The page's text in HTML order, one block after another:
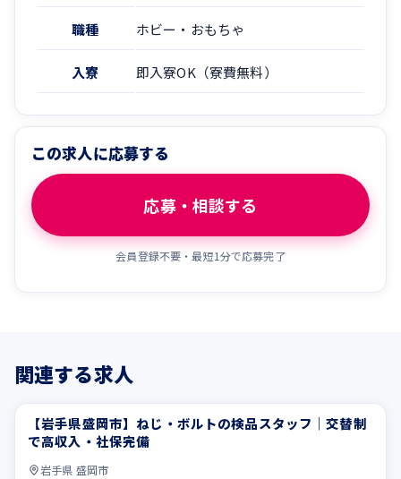
職種 ホビー・おもちゃ
入寮 即入寮OK（寮費無料）
この求人に応募する
応募・相談する
会員登録不要・最短1分で応募完了
関連する求人
寮費無料 寮付き
【岩手県盛岡市】ねじ・ボルトの検品スタッフ｜交替制
で高収入・社保完備
岩手県 盛岡市